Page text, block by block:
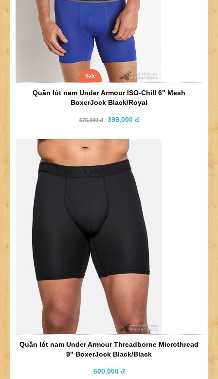
Sale
Quần lót nam Under Armour ISO-Chill 6" Mesh
BoxerJock Black/Royal
575,000 đ 399,000 đ
Quần lót nam Under Armour Threadborne Microthread
9" BoxerJock Black/Black
600,000 đ